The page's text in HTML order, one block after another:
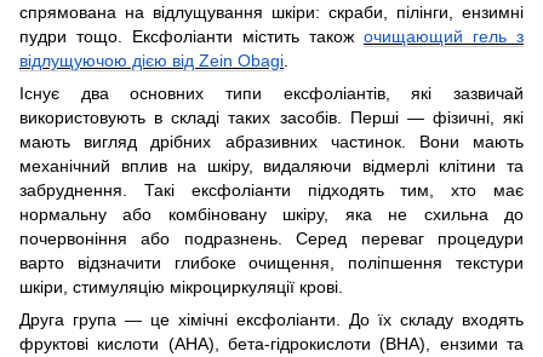
спрямована на відлущування шкіри: скраби, пілінги, ензимні
пудри тощо. Ексфоліанти містить також очищающий гель з
відлущуючою дією від Zein Obagi
Існує два основних типи ексфоліантів, які зазвичай
використовують в складі таких засобів. Перші — фізичні, які
мають вигляд дрібних абразивних частинок. Вони мають
механічний вплив на шкіру, видаляючи відмерлі клітини та
забруднення. Такі ексфоліанти підходять тим, хто має
нормальну або комбіновану шкіру, яка не схильна до
почервоніння або подразнень. Серед переваг процедури
варто відзначити глибоке очищення, поліпшення текстури
шкіри, стимуляцію мікроциркуляції крові.
Друга група — це хімічні ексфоліанти. До їх складу входять
фруктові кислоти (АНА), бета-гідрокислоти (ВНА), ензими та